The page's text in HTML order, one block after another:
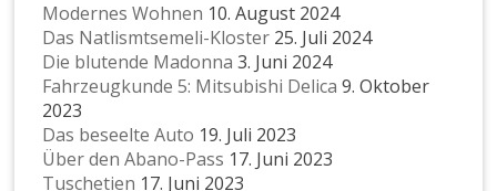
Modernes Wohnen 10. August 2024
Das Natlismtsemeli-Kloster 25. Juli 2024
Die blutende Madonna 3. Juni 2024
Fahrzeugkunde 5: Mitsubishi Delica 9. Oktober
2023
Das beseelte Auto 19. Juli 2023
Über den Abano-Pass 17. Juni 2023
Tuschetien 17. Juni 2023